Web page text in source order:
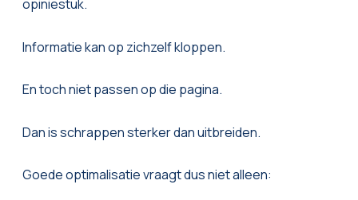
opiniestuk.
Informatie kan op zichzelf kloppen.
En toch niet passen op die pagina.
Dan is schrappen sterker dan uitbreiden.
Goede optimalisatie vraagt dus niet alleen: